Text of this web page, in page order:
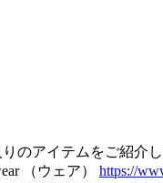
のアイテムをご紹介
（ウェア） https://